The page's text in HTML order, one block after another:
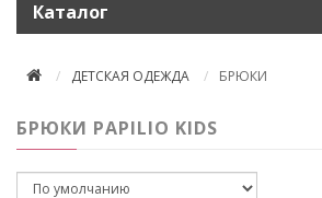
Каталог
ДЕТСКАЯ ОДЕЖДА БРЮКИ
БРЮКИ PAPILIO KIDS